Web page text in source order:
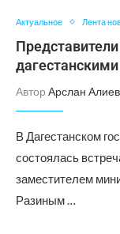
Актуальное Лента
Автор Арслан Алиев
В Дагестанском
состоялась
заместителем
Разиным …